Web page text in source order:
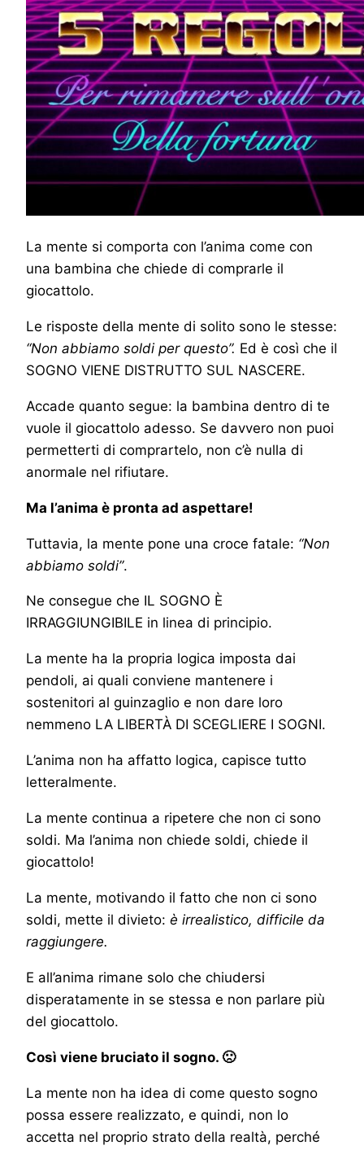
La mente si comporta con l’anima come con
una bambina che chiede di comprarle il
giocattolo.
Le risposte della mente di solito sono le stesse:
“Non abbiamo soldi per questo”. Ed è così che il
SOGNO VIENE DISTRUTTO SUL NASCERE.
Accade quanto segue: la bambina dentro di te
vuole il giocattolo adesso. Se davvero non puoi
permetterti di comprartelo, non c’è nulla di
anormale nel rifiutare.
Ma l’anima è pronta ad aspettare!
Tuttavia, la mente pone una croce fatale: “Non
abbiamo soldi”.
Ne consegue che IL SOGNO È
IRRAGGIUNGIBILE in linea di principio.
La mente ha la propria logica imposta dai
pendoli, ai quali conviene mantenere i
sostenitori al guinzaglio e non dare loro
nemmeno LA LIBERTÀ DI SCEGLIERE I SOGNI.
L’anima non ha affatto logica, capisce tutto
letteralmente.
La mente continua a ripetere che non ci sono
soldi. Ma l’anima non chiede soldi, chiede il
giocattolo!
La mente, motivando il fatto che non ci sono
soldi, mette il divieto: è irrealistico, difficile da
raggiungere.
E all’anima rimane solo che chiudersi
disperatamente in se stessa e non parlare più
del giocattolo.
Così viene bruciato il sogno. 🙁
La mente non ha idea di come questo sogno
possa essere realizzato, e quindi, non lo
accetta nel proprio strato della realtà, perché